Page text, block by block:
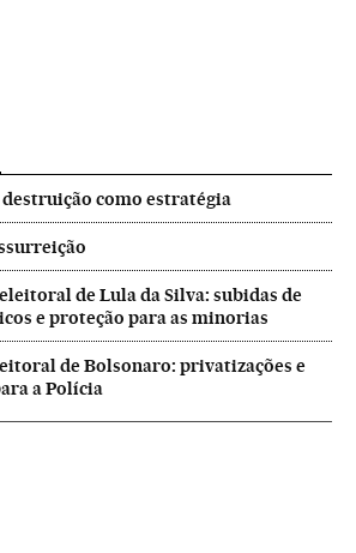
como estratégia
de Lula da Silva: subidas de
e proteção para as minorias
de Bolsonaro: privatizações e
a Polícia